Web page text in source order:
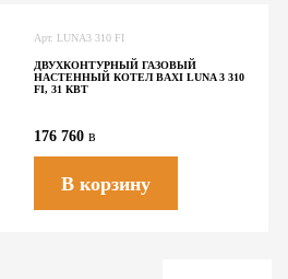
Арт. LUNA3 310 FI
ДВУХКОНТУРНЫЙ ГАЗОВЫЙ
НАСТЕННЫЙ КОТЕЛ BAXI LUNA 3 310
FI, 31 КВТ
176 760в
В корзину